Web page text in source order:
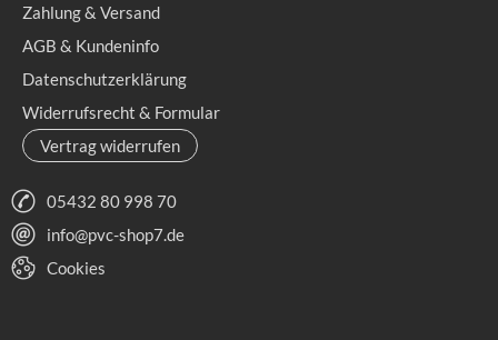
Zahlung & Versand
AGB & Kundeninfo
Datenschutzerklärung
Widerrufsrecht & Formular
Vertrag widerrufen
05432 80 998 70
info@pvc-shop7.de
Cookies